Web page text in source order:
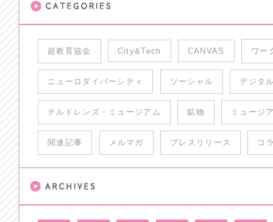
超教育協会 City&Tech CANVAS ワー
ニューロダイバーシティ ソーシャル デジタ
チルドレンズ・ミュージアム 鉱物 ミュージ
関連記事 メルマガ プレスリリース コ